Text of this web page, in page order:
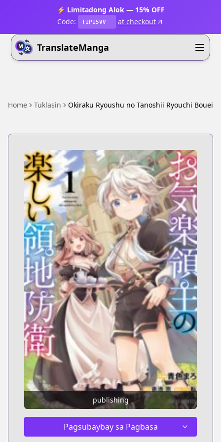
⚡ Limitadong Alok — 15% OFF
Code:
T1P15VV at checkout
TranslateManga
Home Tuklasin Okiraku Ryoushu no Tanoshii Ryouchi Bouei
publishing
Pagsubaybay sa Pagbasa